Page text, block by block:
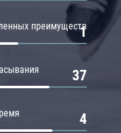
преимуществ
1
37
4